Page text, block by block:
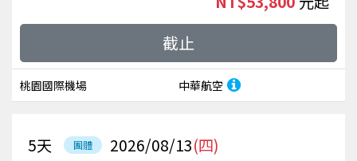
桃園國際機場 中華航空
截止
團體 2026/08/13(四)
5天